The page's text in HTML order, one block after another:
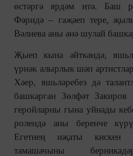
өстәргә ярдәм итә. Баш
Фәридә – гаҗәеп тере,
Вәлиева аны әнә шулай
Җыеп кына әйткәндә,
үрнәк алырлык шәп
Хәер, яшьләребез дә
башкарган Зөлфәт
геройларны гына уйнады
ролендә аны беренче
Егетнең иҗаты
тамашачыны